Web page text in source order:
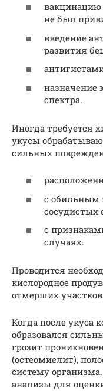
вакцинацию
не был
введение
развития
назначение
спектра.
Иногда требуется
укусы
сильных
с обильным
сосудистых
с
случаях.
Проводится
кислородное
отмерших
Когда после укуса
образовался
грозит
(остеомиелит),
систему
анализы для